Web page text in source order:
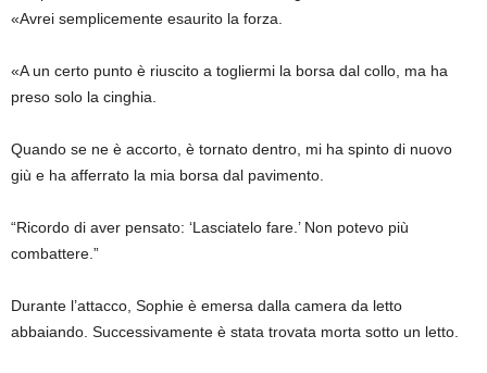
«Avrei semplicemente esaurito la forza.
«A un certo punto è riuscito a togliermi la borsa dal collo, ma ha
preso solo la cinghia.
Quando se ne è accorto, è tornato dentro, mi ha spinto di nuovo
giù e ha afferrato la mia borsa dal pavimento.
“Ricordo di aver pensato: ‘Lasciatelo fare.’ Non potevo più
combattere.”
Durante l’attacco, Sophie è emersa dalla camera da letto
abbaiando. Successivamente è stata trovata morta sotto un letto.